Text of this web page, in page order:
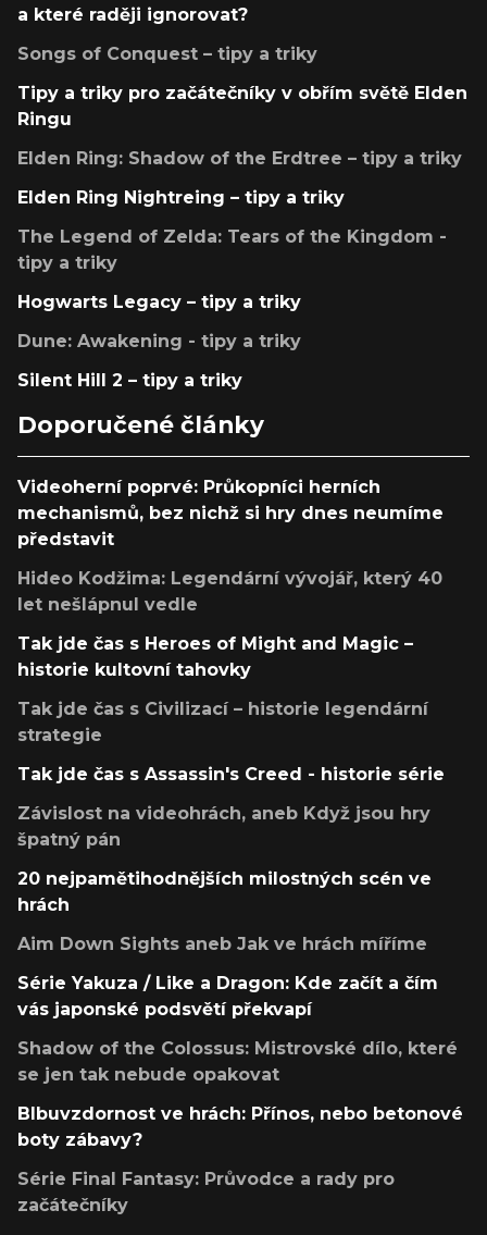
a které raději ignorovat?
Songs of Conquest – tipy a triky
Tipy a triky pro začátečníky v obřím světě Elden
Ringu
Elden Ring: Shadow of the Erdtree – tipy a triky
Elden Ring Nightreing – tipy a triky
The Legend of Zelda: Tears of the Kingdom -
tipy a triky
Hogwarts Legacy – tipy a triky
Dune: Awakening - tipy a triky
Silent Hill 2 – tipy a triky
Doporučené články
Videoherní poprvé: Průkopníci herních
mechanismů, bez nichž si hry dnes neumíme
představit
Hideo Kodžima: Legendární vývojář, který 40
let nešlápnul vedle
Tak jde čas s Heroes of Might and Magic –
historie kultovní tahovky
Tak jde čas s Civilizací – historie legendární
strategie
Tak jde čas s Assassin's Creed - historie série
Závislost na videohrách, aneb Když jsou hry
špatný pán
20 nejpamětihodnějších milostných scén ve
hrách
Aim Down Sights aneb Jak ve hrách míříme
Série Yakuza / Like a Dragon: Kde začít a čím
vás japonské podsvětí překvapí
Shadow of the Colossus: Mistrovské dílo, které
se jen tak nebude opakovat
Blbuvzdornost ve hrách: Přínos, nebo betonové
boty zábavy?
Série Final Fantasy: Průvodce a rady pro
začátečníky